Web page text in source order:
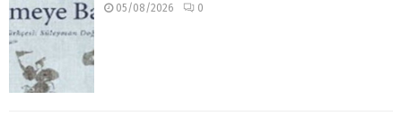
05/08/2026 0